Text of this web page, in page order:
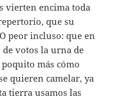
vierten encima toda
que su
peor incluso: que en
votos la urna de
más cómo
quieren camelar, ya
tierra usamos las